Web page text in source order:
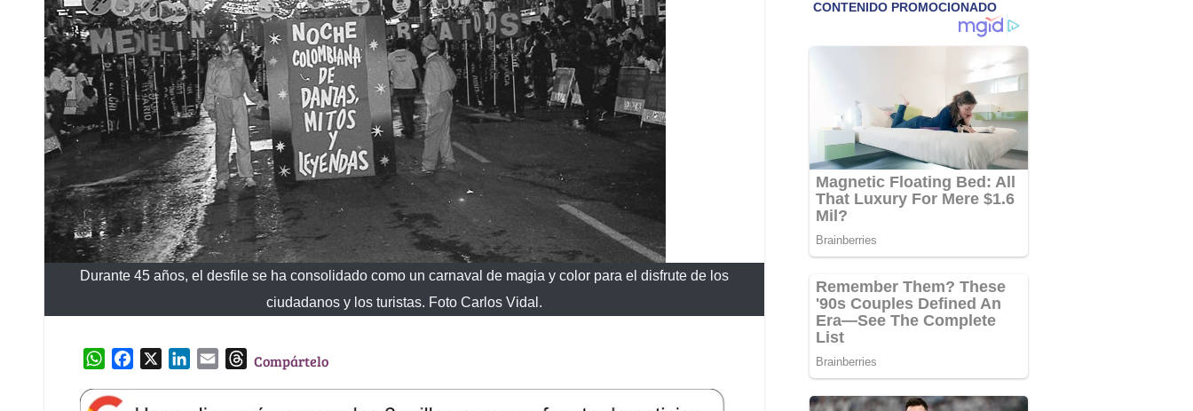
Durante 45 años, el desfile se ha consolidado como un carnaval de magia y color para el disfrute de los
ciudadanos y los turistas. Foto Carlos Vidal.
W
a
TCompártelo